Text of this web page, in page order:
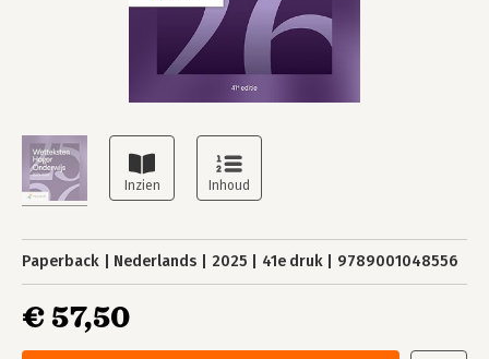
Paperback Nederlands 2025 41e druk 9789001048556
€ 57,50